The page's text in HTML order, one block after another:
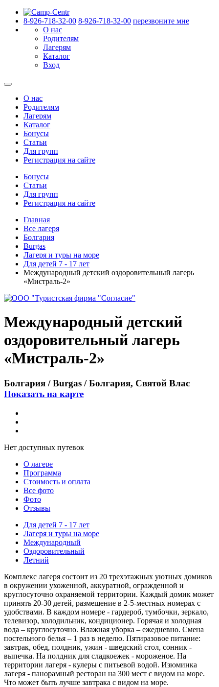
8-926-718-32-00 8-926-718-32-00 перезвоните мне
О нас
Родителям
Лагерям
Каталог
Вход
О нас
Родителям
Лагерям
Каталог
Бонусы
Статьи
Для групп
Регистрация на сайте
Бонусы
Статьи
Для групп
Регистрация на сайте
Главная
Все лагеря
Болгария
Burgas
Лагеря и туры на море
Для детей 7 - 17 лет
Международный детский оздоровительный лагерь
«Мистраль-2»
Международный детский
оздоровительный лагерь
«Мистраль-2»
Болгария / Burgas / Болгария, Святой Влас
Показать на карте
Нет доступных путевок
О лагере
Программа
Стоимость и оплата
Все фото
Фото
Отзывы
Для детей 7 - 17 лет
Лагеря и туры на море
Международный
Оздоровительный
Летний
Комплекс лагеря состоит из 20 трехэтажных уютных домиков
в окружении ухоженной, аккуратной, огражденной и
круглосуточно охраняемой территории. Каждый домик может
принять 20-30 детей, размещение в 2-5-местных номерах с
удобствами. В каждом номере - гардероб, тумбочки, зеркало,
телевизор, холодильник, кондиционер. Горячая и холодная
вода – круглосуточно. Влажная уборка – ежедневно. Смена
постельного белья – 1 раз в неделю. Пятиразовое питание:
завтрак, обед, полдник, ужин - шведский стол, сонник -
выпечка. На полдник для сладкоежек - мороженое. На
территории лагеря - кулеры с питьевой водой. Изюминка
лагеря - панорамный ресторан на 300 мест с видом на море.
Что может быть лучше завтрака с видом на море.